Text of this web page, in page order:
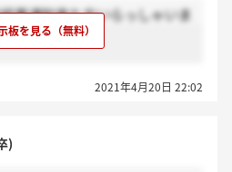
果通知来た方いらっしゃいま
2021年4月20日 22:02
)